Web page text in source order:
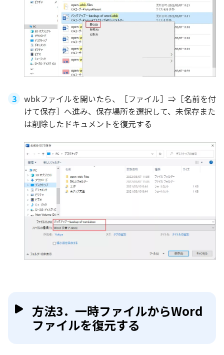
wbkファイルを開いたら、［ファイル］⇒［名前を付
けて保存］へ進み、保存場所を選択して、未保存また
は削除したドキュメントを復元する
方法3．一時ファイルからWord
ファイルを復元する